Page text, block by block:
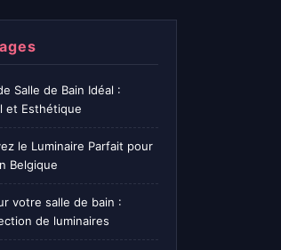
Salle de Bain Idéal :
et Esthétique
le Luminaire Parfait pour
Belgique
votre salle de bain :
de luminaires